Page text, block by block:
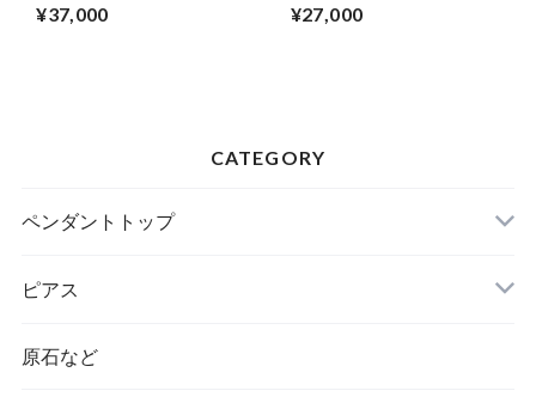
¥37,000 ¥27,000
CATEGORY
ペンダントトップ
ピアス
原石など